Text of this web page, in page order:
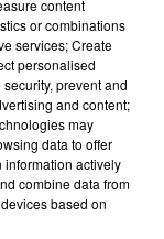
15h42
15h42
IMAGINE DRAGONS
Radioactive
content
or combinations
services; Create
personalised
prevent and
and content;
may
data to offer
information actively
combine data from
based on